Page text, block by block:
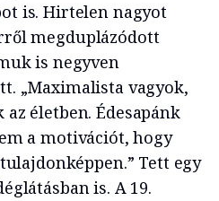
is. Hirtelen nagyot
megduplázódott
is negyven
„Maximalista vagyok,
életben. Édesapánk
a motivációt, hogy
Tett egy
is. A 19.